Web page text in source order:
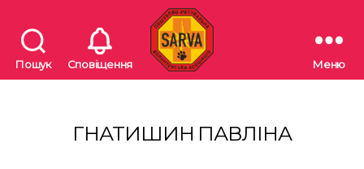
Пошук Сповіщення
"SARVA"
волонтерська
асоціація
Меню
ГНАТИШИН ПАВЛІНА